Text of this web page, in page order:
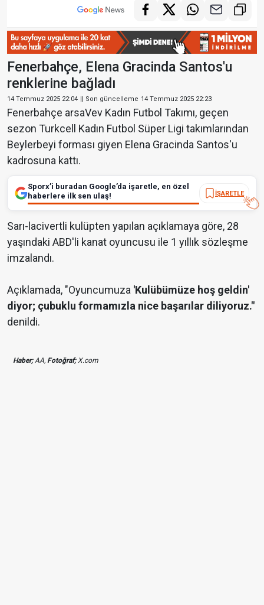
Fenerbahçe, Elena Gracinda Santos'u
renklerine bağladı
14 Temmuz 2025 22:04 || Son güncelleme 14 Temmuz 2025 22:23
Fenerbahçe arsaVev Kadın Futbol Takımı, geçen
sezon Turkcell Kadın Futbol Süper Ligi takımlarından
Beylerbeyi forması giyen Elena Gracinda Santos'u
kadrosuna kattı.
Sporx’i buradan Google’da işaretle, en özel
haberlere ilk sen ulaş!
İŞARETLE
Sarı-lacivertli kulüpten yapılan açıklamaya göre, 28
yaşındaki ABD'li kanat oyuncusu ile 1 yıllık sözleşme
imzalandı.
Açıklamada, "Oyuncumuza 'Kulübümüze hoş geldin'
diyor; çubuklu formamızla nice başarılar diliyoruz."
denildi.
Haber;AA, Fotoğraf;X.com